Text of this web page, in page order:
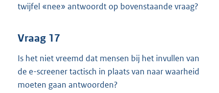
twijfel «nee» antwoordt op bovenstaande vraag?
Vraag 17
Is het niet vreemd dat mensen bij het invullen van
de e-screener tactisch in plaats van naar waarheid
moeten gaan antwoorden?